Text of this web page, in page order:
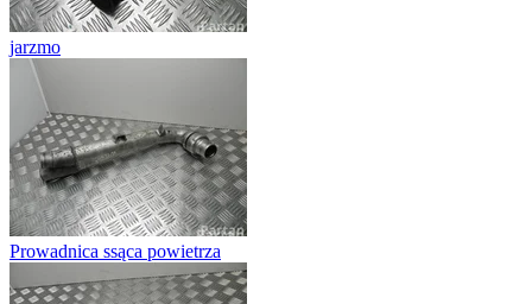
jarzmo
Prowadnica ssąca powietrza